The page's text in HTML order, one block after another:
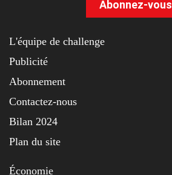
Abonnez-vous
L'équipe de challenge
Publicité
Abonnement
Contactez-nous
Bilan 2024
Plan du site
Économie